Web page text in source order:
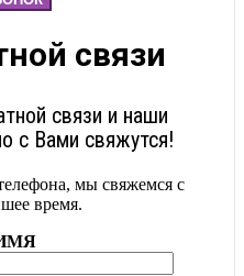
связи
связи и наши
с Вами свяжутся!
мы свяжемся с
время.